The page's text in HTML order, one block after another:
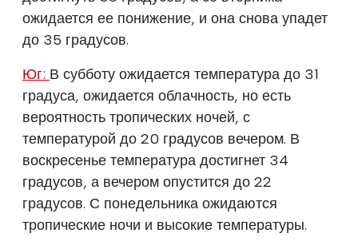
ожидается ее понижение, и она снова упадет
до 35 градусов.
Юг: В субботу ожидается температура до 31
градуса, ожидается облачность, но есть
вероятность тропических ночей, с
температурой до 20 градусов вечером. В
воскресенье температура достигнет 34
градусов, а вечером опустится до 22
градусов. С понедельника ожидаются
тропические ночи и высокие температуры.